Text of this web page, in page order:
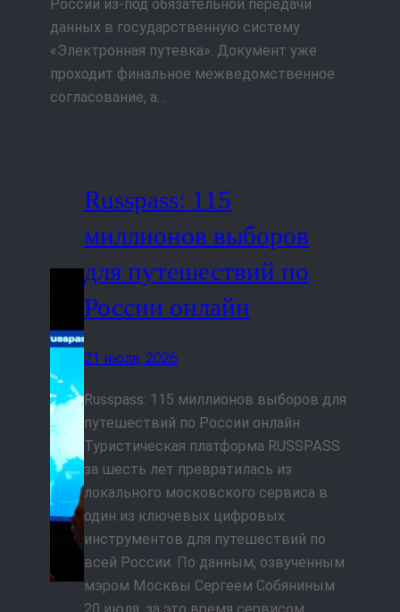
России из-под обязательной передачи
данных в государственную систему
«Электронная путевка». Документ уже
проходит финальное межведомственное
согласование, а…
Russpass: 115
миллионов выборов
для путешествий по
России онлайн
21 июля, 2026
Russpass: 115 миллионов выборов для
путешествий по России онлайн
Туристическая платформа RUSSPASS
за шесть лет превратилась из
локального московского сервиса в
один из ключевых цифровых
инструментов для путешествий по
всей России. По данным, озвученным
мэром Москвы Сергеем Собяниным
20 июля, за это время сервисом